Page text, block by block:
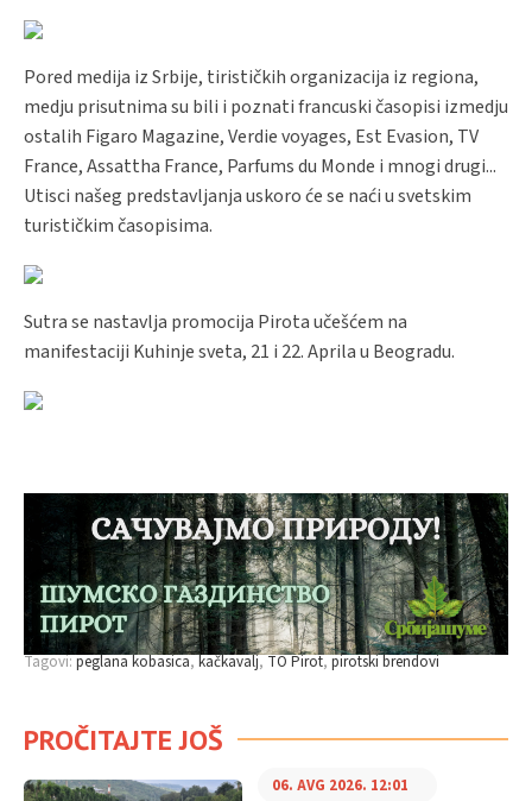
Pored medija iz Srbije, tirističkih organizacija iz regiona,
medju prisutnima su bili i poznati francuski časopisi izmedju
ostalih Figaro Magazine, Verdie voyages, Est Evasion, TV
France, Assattha France, Parfums du Monde i mnogi drugi...
Utisci našeg predstavljanja uskoro će se naći u svetskim
turističkim časopisima.
Sutra se nastavlja promocija Pirota učešćem na
manifestaciji Kuhinje sveta, 21 i 22. Aprila u Beogradu.
Tagovi:peglana kobasica kačkavalj TO Pirot pirotski brendovi
PROČITAJTE JOŠ
06. AVG 2026. 12:01